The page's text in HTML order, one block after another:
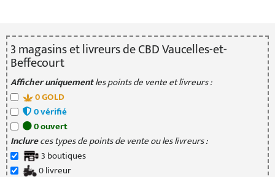
3magasinset livreursde CBD Vaucelles-et-
Beffecourt
Afficher uniquementles points de vente et livreurs :
0GOLD
0vérifié
0ouvert
Inclureces types de points de vente ou les livreurs :
3 boutiques
0livreur